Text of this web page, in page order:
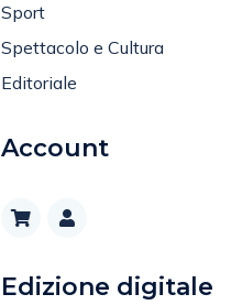
Sport
Spettacolo e Cultura
Editoriale
Account
Edizione digitale